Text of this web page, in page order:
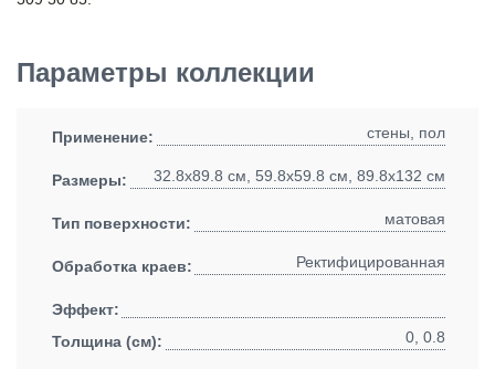
Параметры коллекции
Применение: стены, пол
Размеры: 32.8x89.8 см, 59.8x59.8 см, 89.8x132 см
Тип поверхности: матовая
Обработка краев: Ректифицированная
Эффект:
Толщина (см):
0, 0.8